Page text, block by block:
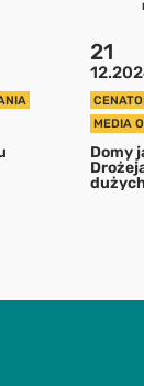
podaj
email
o charakterze
21
MEDIA
Domy